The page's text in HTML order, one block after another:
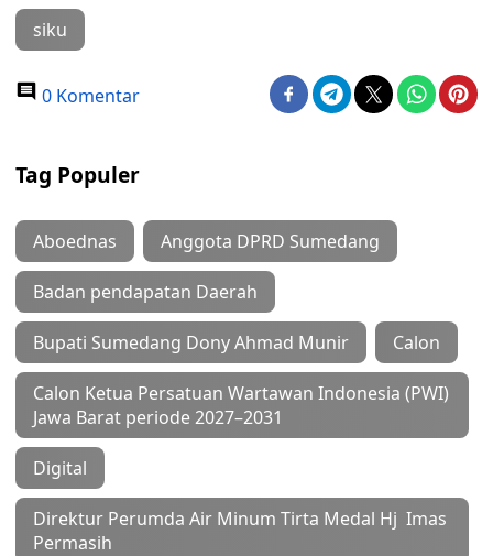
siku
0 Komentar
Tag Populer
Aboednas Anggota DPRD Sumedang
Badan pendapatan Daerah
Bupati Sumedang Dony Ahmad Munir Calon
Calon Ketua Persatuan Wartawan Indonesia (PWI)
Jawa Barat periode 2027–2031
Digital
Direktur Perumda Air Minum Tirta Medal Hj Imas
Permasih